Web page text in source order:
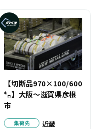
【切断品970×100/600
㌔】大阪～滋賀県彦根
市
集荷先 近畿